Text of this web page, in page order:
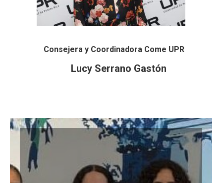
Consejera y Coordinadora Come UPR
Lucy Serrano Gastón